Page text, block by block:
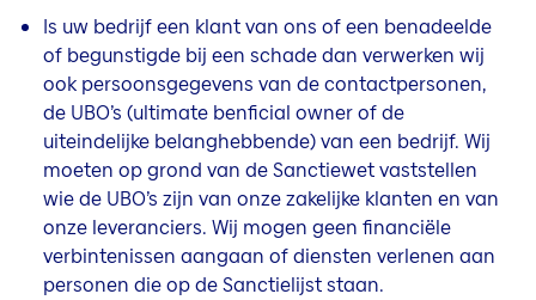
Is uw bedrijf een klant van ons of een benadeelde
of begunstigde bij een schade dan verwerken wij
ook persoonsgegevens van de contactpersonen,
de UBO’s (ultimate benficial owner of de
uiteindelijke belanghebbende) van een bedrijf. Wij
moeten op grond van de Sanctiewet vaststellen
wie de UBO’s zijn van onze zakelijke klanten en van
onze leveranciers. Wij mogen geen financiële
verbintenissen aangaan of diensten verlenen aan
personen die op de Sanctielijst staan.